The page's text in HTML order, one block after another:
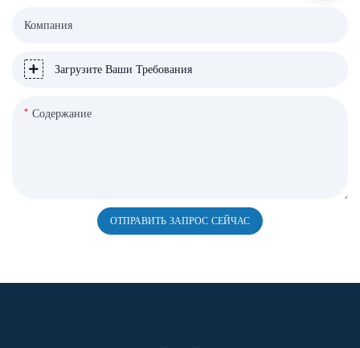
Компания
Загрузите Ваши Требования
Содержание
ОТПРАВИТЬ ЗАПРОС СЕЙЧАС